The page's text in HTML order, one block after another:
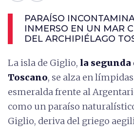
PARAÍSO
INMERSO EN UN MAR
DEL ARCHIPIÉLAGO
La isla de Giglio, la
Toscano, se alza en
esmeralda frente al
como un paraíso
Giglio, deriva del griego